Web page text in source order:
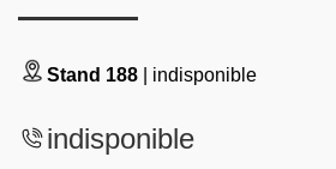
Stand 188 | indisponible
indisponible